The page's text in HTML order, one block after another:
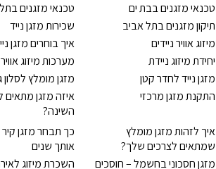
טכנאי מזגנים בבת ים טכנאי מזגנים
תיקון מזגנים בתל אביב שכירות מזגן נייד
מיזוג אוויר ניידים איך בוחרים מזגן
יחידת מיזוג ניידת מערכות מיזוג אוויר
מזגן נייד לחדר קטן מזגן מומלץ לסלון
התקנת מזגן מרכזי
איזה מזגן מתאים
השינה?
איך לזהות מזגן מומלץ
שמתאים לצרכים שלך?
כך תבחר מזגן
אותך שנים
מזגן חסכוני בחשמל – חוסכים השכרת מיזוג